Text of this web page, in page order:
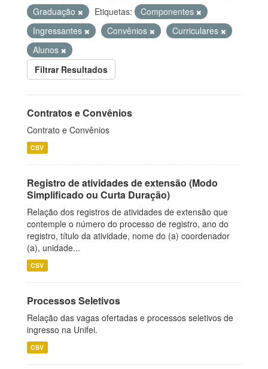
Graduação
Etiquetas:
Componentes
Ingressantes
Convênios
Curriculares
Alunos
Filtrar Resultados
Contratos e Convênios
Contrato e Convênios
CSV
Registro de atividades de extensão (Modo
Simplificado ou Curta Duração)
Relação dos registros de atividades de extensão que
contemple o número do processo de registro, ano do
registro, título da atividade, nome do (a) coordenador
(a), unidade...
CSV
Processos Seletivos
Relação das vagas ofertadas e processos seletivos de
ingresso na Unifei.
CSV